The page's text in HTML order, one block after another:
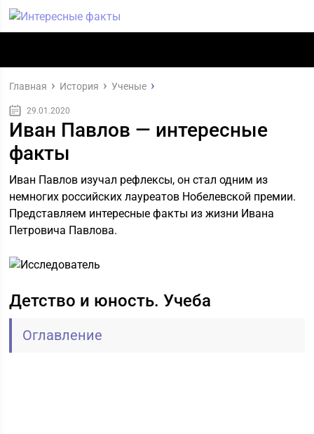
Главная История Ученые
29.01.2020
Иван Павлов — интересные
факты
Иван Павлов изучал рефлексы, он стал одним из
немногих российских лауреатов Нобелевской премии.
Представляем интересные факты из жизни Ивана
Петровича Павлова.
Детство и юность. Учеба
Оглавление